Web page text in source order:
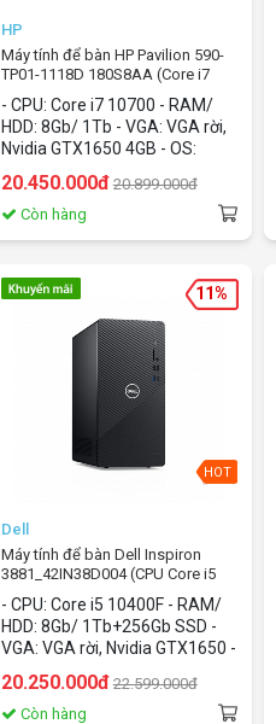
HP
Máy tính để bàn HP Pavilion 590-
TP01-1118D 180S8AA (Core i7
10700/ 8Gb/ HDD 1Tb/ Nvidia
GTX1650/ Windows 10)
- CPU: Core i7 10700 - RAM/
HDD: 8Gb/ 1Tb - VGA: VGA rời,
Nvidia GTX1650 4GB - OS:
Windows 10 home
20.450.000đ 20.899.000đ
Còn hàng
HOT
Dell
Máy tính để bàn Dell Inspiron
3881_42IN38D004 (CPU Core i5
10400F/8Gb/1Tb HDD+256Gb
SSD/Nvidia GTX1650/Windows
10 home)
- CPU: Core i5 10400F - RAM/
HDD: 8Gb/ 1Tb+256Gb SSD -
VGA: VGA rời, Nvidia GTX1650 -
20.250.000đ 22.599.000đ
11%
Còn hàng